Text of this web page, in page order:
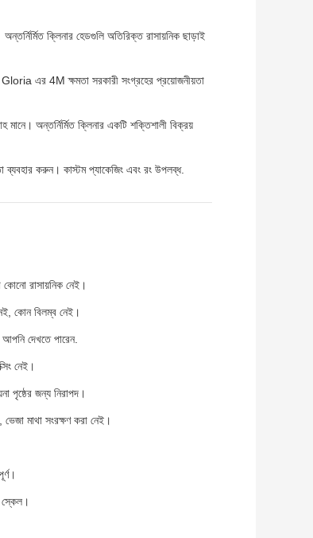
ক্লিনার হেডগুলি অতিরিক্ত রাসায়নিক ছাড়াই
এর 4M ক্ষমতা সরকারী সংগ্রহের প্রয়োজনীয়তা
অন্তর্নির্মিত ক্লিনার একটি শক্তিশালী বিক্রয়
ব্যবহার করুন। কাস্টম প্যাকেজিং এবং রং উপলব্ধ.
রাসায়নিক নেই।
কোন বিলম্ব নেই।
আপনি দেখতে পারেন.
নেই।
পৃষ্ঠের জন্য নিরাপদ।
মাথা সংরক্ষণ করা নেই।
স্কেল।